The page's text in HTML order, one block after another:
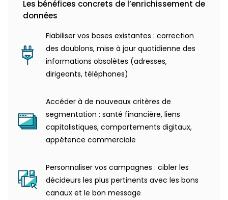
Les bénéfices concrets de l’enrichissement de
données
Fiabiliser vos bases existantes : correction
des doublons, mise à jour quotidienne des
informations obsolètes (adresses,
dirigeants, téléphones)
Accéder à de nouveaux critères de
segmentation : santé financière, liens
capitalistiques, comportements digitaux,
appétence commerciale
Personnaliser vos campagnes : cibler les
décideurs les plus pertinents avec les bons
canaux et le bon message